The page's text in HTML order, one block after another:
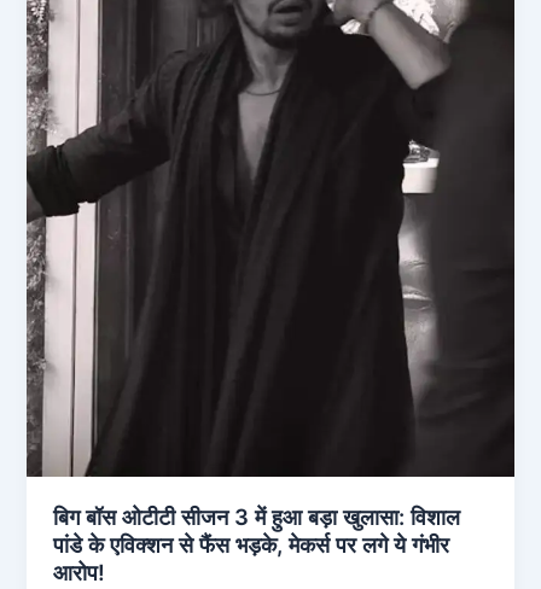
बिग बॉस ओटीटी सीजन 3 में हुआ बड़ा खुलासा: विशाल
पांडे के एविक्शन से फैंस भड़के, मेकर्स पर लगे ये गंभीर
आरोप!